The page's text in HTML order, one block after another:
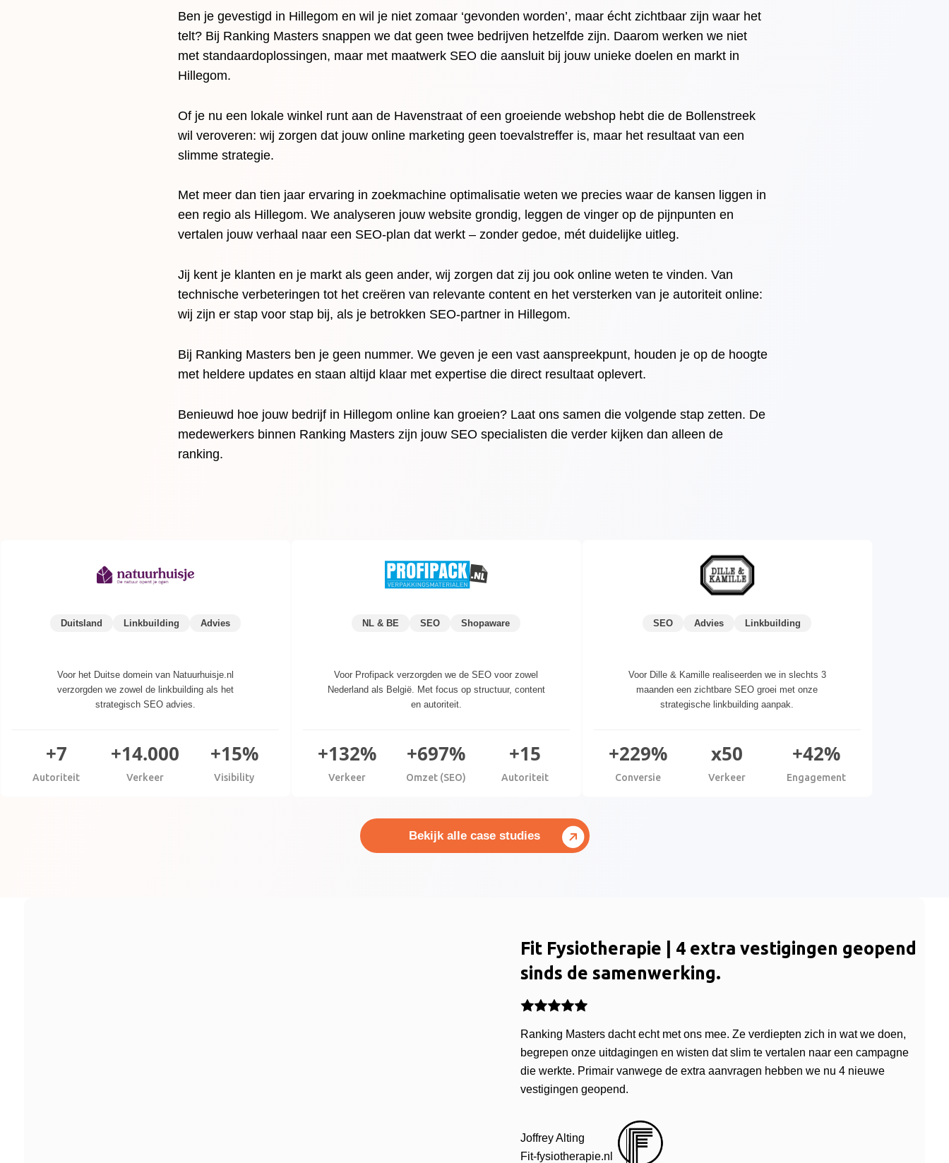
Ben je gevestigd in Hillegom en wil je niet zomaar ‘gevonden worden’, maar écht zichtbaar zijn waar het
telt? Bij Ranking Masters snappen we dat geen twee bedrijven hetzelfde zijn. Daarom werken we niet
met standaardoplossingen, maar met maatwerk SEO die aansluit bij jouw unieke doelen en markt in
Hillegom.
Of je nu een lokale winkel runt aan de Havenstraat of een groeiende webshop hebt die de Bollenstreek
wil veroveren: wij zorgen dat jouw online marketing geen toevalstreffer is, maar het resultaat van een
slimme strategie.
Met meer dan tien jaar ervaring in zoekmachine optimalisatie weten we precies waar de kansen liggen in
een regio als Hillegom. We analyseren jouw website grondig, leggen de vinger op de pijnpunten en
vertalen jouw verhaal naar een SEO-plan dat werkt – zonder gedoe, mét duidelijke uitleg.
Jij kent je klanten en je markt als geen ander, wij zorgen dat zij jou ook online weten te vinden. Van
technische verbeteringen tot het creëren van relevante content en het versterken van je autoriteit online:
wij zijn er stap voor stap bij, als je betrokken SEO-partner in Hillegom.
Bij Ranking Masters ben je geen nummer. We geven je een vast aanspreekpunt, houden je op de hoogte
met heldere updates en staan altijd klaar met expertise die direct resultaat oplevert.
Benieuwd hoe jouw bedrijf in Hillegom online kan groeien? Laat ons samen die volgende stap zetten. De
medewerkers binnen Ranking Masters zijn jouw SEO specialisten die verder kijken dan alleen de
ranking.
Duitsland Linkbuilding Advies
Voor het Duitse domein van Natuurhuisje.nl
verzorgden we zowel de linkbuilding als het
strategisch SEO advies.
+7
Autoriteit
+14.000
Verkeer
+15%
Visibility
NL & BE SEO Shopaware
Voor Profipack verzorgden we de SEO voor zowel
Nederland als België. Met focus op structuur, content
en autoriteit.
+132%
Verkeer
+697%
Omzet (SEO)
+15
Autoriteit
SEO Advies Linkbuilding
Voor Dille & Kamille realiseerden we in slechts 3
maanden een zichtbare SEO groei met onze
strategische linkbuilding aanpak.
+229%
Conversie
x50
Verkeer
+42%
Engagement
Bekijk alle case studies
Fit Fysiotherapie | 4 extra vestigingen geopend
sinds de samenwerking.
Ranking Masters dacht echt met ons mee. Ze verdiepten zich in wat we doen,
begrepen onze uitdagingen en wisten dat slim te vertalen naar een campagne
die werkte. Primair vanwege de extra aanvragen hebben we nu 4 nieuwe
vestigingen geopend.
Joffrey Alting
Fit-fysiotherapie.nl